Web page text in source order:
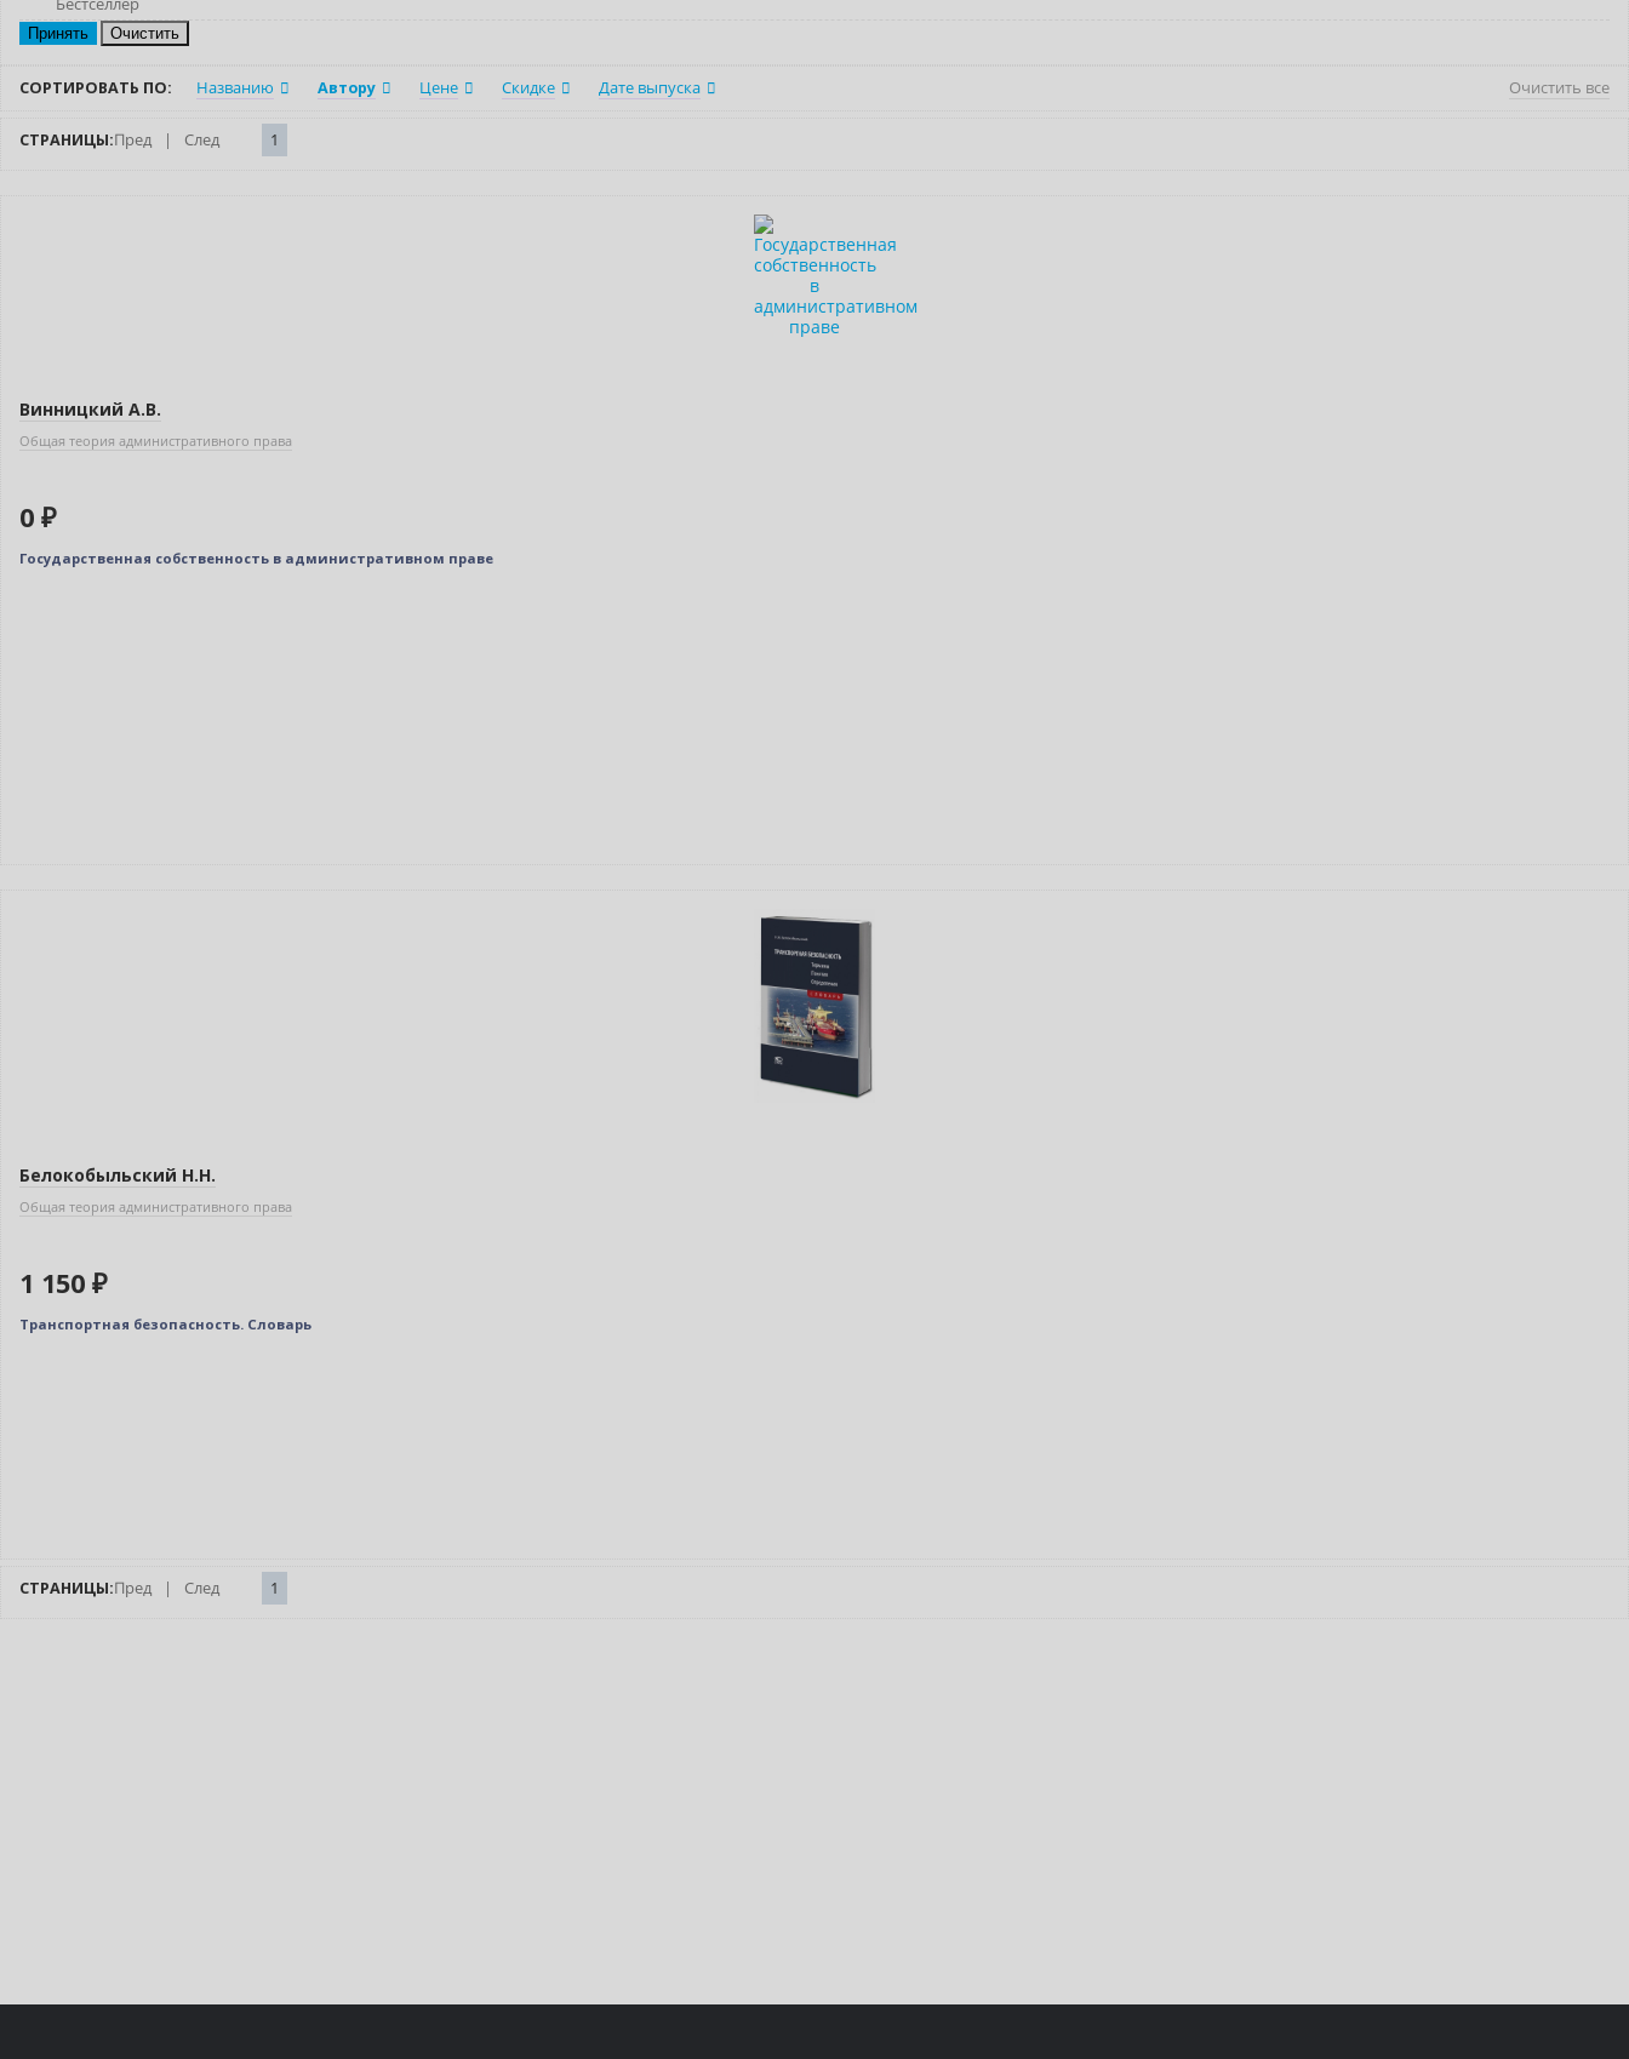
Бестселлер
Очистить
СОРТИРОВАТЬ ПО: Названию Автору Цене Скидке Дате выпуска Очистить все
СТРАНИЦЫ:Пред | След 1
Винницкий А.В.
Общая теория административного права
0 ₽
Государственная собственность в административном праве
Белокобыльский Н.Н.
Общая теория административного права
1 150 ₽
Транспортная безопасность. Словарь
СТРАНИЦЫ:Пред | След 1